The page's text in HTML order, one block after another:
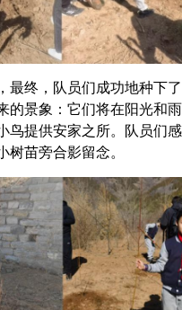
终，队员们成功地种下了
的景象：它们将在阳光和
鸟提供安家之所。队员们
树苗旁合影留念。